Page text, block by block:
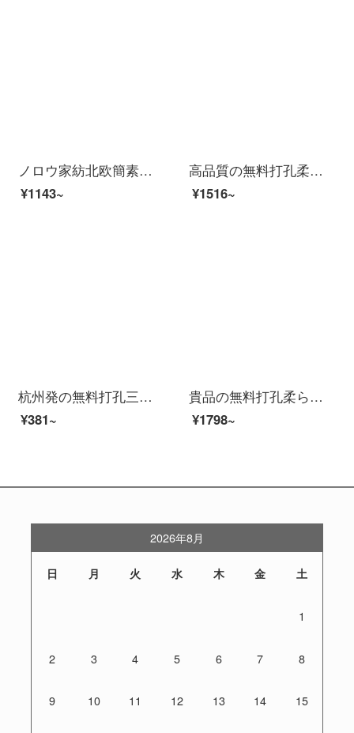
ノロウ家紡北欧簡素現代白紗簾純色シフォンバルコニールームの仕切りカーテンの透光カーテンの白い窓の紗の薄いオーダーメイド本白四本の鉤-幅3高2.7枚(高さ変更可能)
¥1143~
高品質の無料打孔柔らかい紗のカーテンのカーテンを厚くして二重の遮光カーテンを付けます。リビングルームの窓から断熱材を通して、窓の遮光カーテンを柔らかくします。高遮光の黛藍色GPR 011 Qの価格は1平方メートルの単価です。1平方メートル未満は1平方メートルで計...
¥1516~
杭州発の無料打孔三階立体シャングリラカーテン二階柔らかい紗のカーテンカーテンオフィスのバルコニールームのカーテン製品の日よけ防熱遮光布の百葉テールモデルは専門的に撮影します。
¥381~
貴品の無料打孔柔らかい紗のカーテンのカーテンを厚くして二重の遮光カーテンを付けます。リビングルームの窓からの断熱材、窓からの遮光カーテンの柔らかさ、紗のカーテンをカスタマイズします。高遮光橘ゴールドGPR 046 Qの価格は1平方メートルの単価です。1平方メー...
¥1798~
2026年8月
日 月 火 水 木 金 土
1
2 3 4 5 6 7 8
9 10 11 12 13 14 15